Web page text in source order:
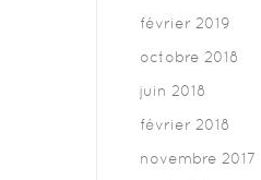
février 2019
octobre 2018
juin 2018
février 2018
novembre 2017